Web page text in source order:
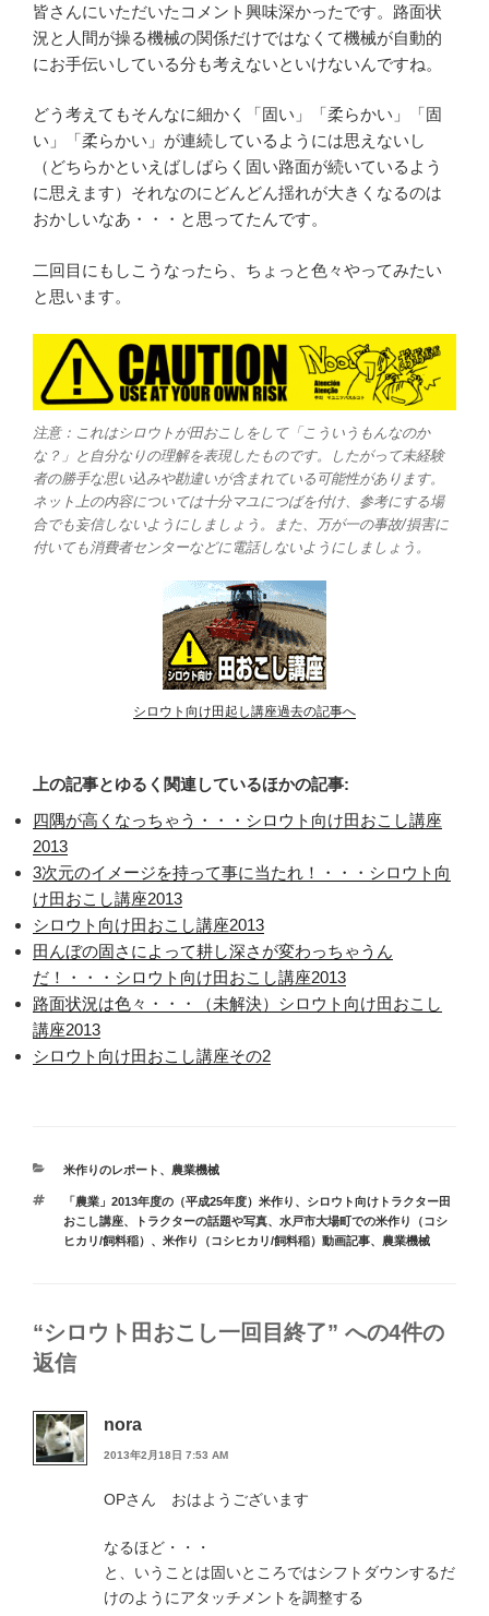
皆さんにいただいたコメント興味深かったです。路面状
況と人間が操る機械の関係だけではなくて機械が自動的
にお手伝いしている分も考えないといけないんですね。
どう考えてもそんなに細かく「固い」「柔らかい」「固
い」「柔らかい」が連続しているようには思えないし
（どちらかといえばしばらく固い路面が続いているよう
に思えます）それなのにどんどん揺れが大きくなるのは
おかしいなあ・・・と思ってたんです。
二回目にもしこうなったら、ちょっと色々やってみたい
と思います。
注意：これはシロウトが田おこしをして「こういうもんなのか
な？」と自分なりの理解を表現したものです。したがって未経験
者の勝手な思い込みや勘違いが含まれている可能性があります。
ネット上の内容については十分マユにつばを付け、参考にする場
合でも妄信しないようにしましょう。また、万が一の事故/損害に
付いても消費者センターなどに電話しないようにしましょう。
シロウト向け田起し講座過去の記事へ
上の記事とゆるく関連しているほかの記事:
四隅が高くなっちゃう・・・シロウト向け田おこし講座
2013
3次元のイメージを持って事に当たれ！・・・シロウト向
け田おこし講座2013
シロウト向け田おこし講座2013
田んぼの固さによって耕し深さが変わっちゃうん
だ！・・・シロウト向け田おこし講座2013
路面状況は色々・・・（未解決）シロウト向け田おこし
講座2013
シロウト向け田おこし講座その2
カ
リ
ー
米作りのレポート 、 農業機械
タ
グ
「農業」2013年度の（平成25年度）米作り 、
シロウト向けトラクター田
おこし講座、 トラクターの話題や写真、 水戸市大場町での米作り（コシ
ヒカリ/飼料稲） 、 米作り（コシヒカリ/飼料稲）動画記事、 農業機械
“シロウト田おこし一回目終了” への4件の
返信
nora
2013年2月18日 7:53 AM
OPさん おはようございます
なるほど・・・
と、いうことは固いところではシフトダウンするだ
けのようにアタッチメントを調整する